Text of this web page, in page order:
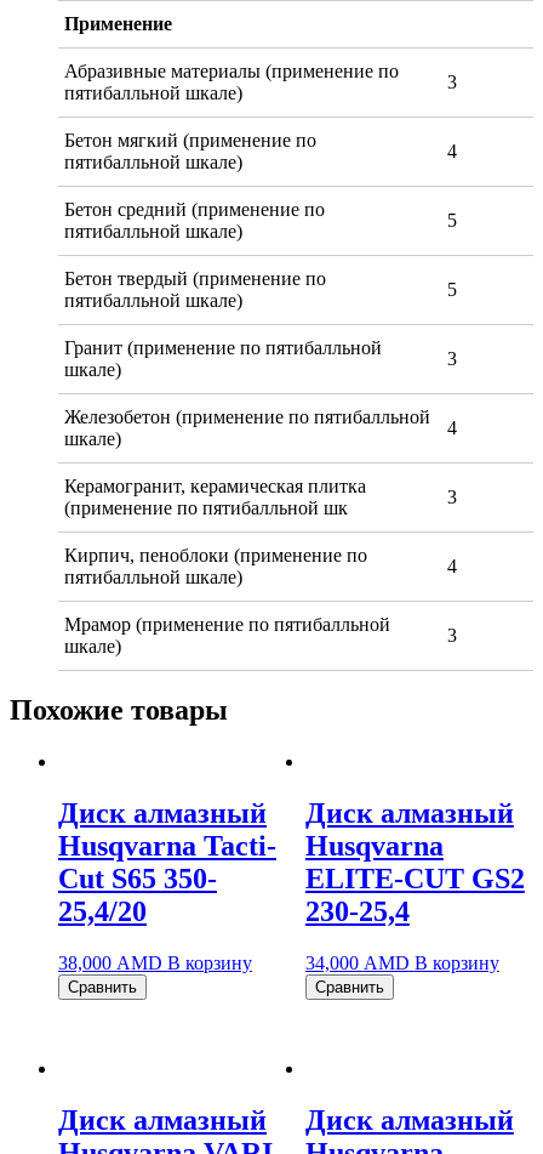
Применение
Абразивные материалы (применение по
пятибалльной шкале)
3
Бетон мягкий (применение по
пятибалльной шкале)
4
Бетон средний (применение по
пятибалльной шкале)
5
Бетон твердый (применение по
пятибалльной шкале)
5
Гранит (применение по пятибалльной
шкале)
3
Железобетон (применение по пятибалльной
шкале)
4
Керамогранит, керамическая плитка
(применение по пятибалльной шк
3
Кирпич, пеноблоки (применение по
пятибалльной шкале)
4
Мрамор (применение по пятибалльной
шкале)
3
Похожие товары
Диск алмазный
Husqvarna Tacti-
Cut S65 350-
25,4/20
38,000 AMD В корзину
Сравнить
Диск алмазный
Husqvarna
ELITE-CUT GS2
230-25,4
34,000 AMD В корзину
Сравнить
Диск алмазный
Диск алмазный